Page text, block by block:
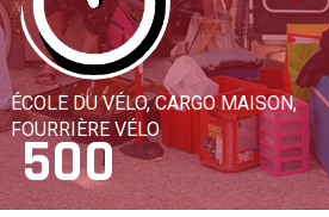
ÉCOLE DU VÉLO, CARGO MAISON,
FOURRIÈRE VÉLO
500